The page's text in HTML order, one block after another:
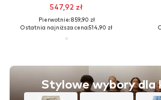
547,92 zł
Pierwotnie: 859,90 zł
Ostatnia najniższa cena:514,90 zł
Stylowe wybory dla